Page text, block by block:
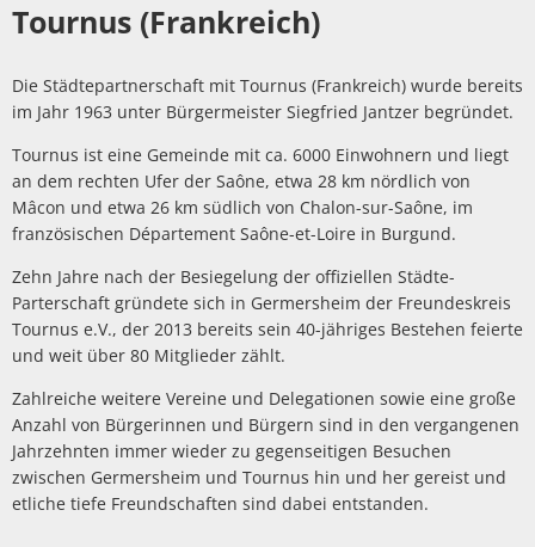
Tournus (Frankreich)
Die Städtepartnerschaft mit Tournus (Frankreich) wurde bereits
im Jahr 1963 unter Bürgermeister Siegfried Jantzer begründet.
Tournus ist eine Gemeinde mit ca. 6000 Einwohnern und liegt
an dem rechten Ufer der Saône, etwa 28 km nördlich von
Mâcon und etwa 26 km südlich von Chalon-sur-Saône, im
französischen Département Saône-et-Loire in Burgund.
Zehn Jahre nach der Besiegelung der offiziellen Städte-
Parterschaft gründete sich in Germersheim der Freundeskreis
Tournus e.V., der 2013 bereits sein 40-jähriges Bestehen feierte
und weit über 80 Mitglieder zählt.
Zahlreiche weitere Vereine und Delegationen sowie eine große
Anzahl von Bürgerinnen und Bürgern sind in den vergangenen
Jahrzehnten immer wieder zu gegenseitigen Besuchen
zwischen Germersheim und Tournus hin und her gereist und
etliche tiefe Freundschaften sind dabei entstanden.